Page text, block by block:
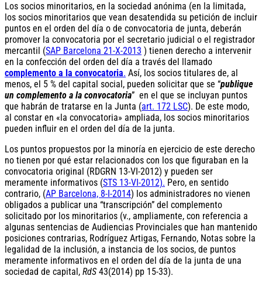
Los socios minoritarios, en la sociedad anónima (en la limitada,
los socios minoritarios que vean desatendida su petición de incluir
puntos en el orden del día o de convocatoria de junta, deberán
promover la convocatoria por el secretario judicial o el registrador
mercantil (SAP Barcelona 21-X-2013 ) tienen derecho a intervenir
en la confección del orden del día a través del llamado
complemento a la convocatoria. Así, los socios titulares de, al
menos, el 5 % del capital social, pueden solicitar que se “publique
un complemento a la convocatoria” en el que se incluyan puntos
que habrán de tratarse en la Junta (art. 172 LSC). De este modo,
al constar en «la convocatoria» ampliada, los socios minoritarios
pueden influir en el orden del día de la junta.
Los puntos propuestos por la minoría en ejercicio de este derecho
no tienen por qué estar relacionados con los que figuraban en la
convocatoria original (RDGRN 13-VI-2012) y pueden ser
meramente informativos (STS 13-VI-2012). Pero, en sentido
contrario, (AP Barcelona, 8-I-2014) los administradores no vienen
obligados a publicar una “transcripción” del complemento
solicitado por los minoritarios (v., ampliamente, con referencia a
algunas sentencias de Audiencias Provinciales que han mantenido
posiciones contrarias, Rodríguez Artigas, Fernando, Notas sobre la
legalidad de la inclusión, a instancia de los socios, de puntos
meramente informativos en el orden del día de la junta de una
sociedad de capital, RdS 43(2014) pp 15-33).